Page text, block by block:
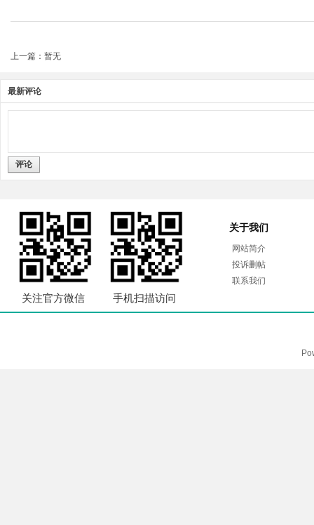
上一篇：暂无
最新评论
评论
关注官方微信 手机扫描访问
关于我们
网站简介
投诉删帖
联系我们